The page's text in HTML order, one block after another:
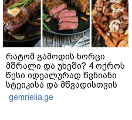
რატომ გამოდის ხორცი
მშრალი და უხეში? 4 ოქროს
წესი იდეალურად წვნიანი
სტეიკისა და მწვადისთვის
gemrielia.ge